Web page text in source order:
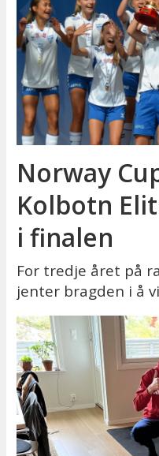
Norway
Kolbotn
i finalen
For tredje året på
jenter bragden i å